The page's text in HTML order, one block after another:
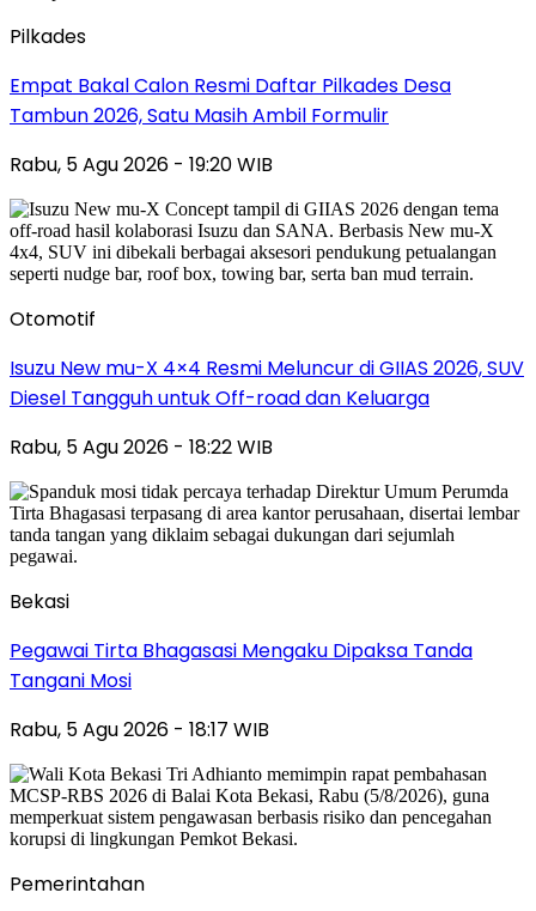
Pilkades
Empat Bakal Calon Resmi Daftar Pilkades Desa
Tambun 2026, Satu Masih Ambil Formulir
Rabu, 5 Agu 2026 - 19:20 WIB
Otomotif
Isuzu New mu-X 4×4 Resmi Meluncur di GIIAS 2026, SUV
Diesel Tangguh untuk Off-road dan Keluarga
Rabu, 5 Agu 2026 - 18:22 WIB
Bekasi
Pegawai Tirta Bhagasasi Mengaku Dipaksa Tanda
Tangani Mosi
Rabu, 5 Agu 2026 - 18:17 WIB
Pemerintahan